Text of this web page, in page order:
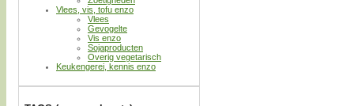
Vlees, vis, tofu enzo
Vlees
Gevogelte
Vis enzo
Sojaproducten
Overig vegetarisch
Keukengerei, kennis enzo